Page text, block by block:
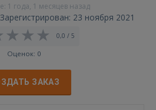
1 года, 1 месяцев назад
23 ноября 2021
0,0 / 5
Оценок: 0
ЗАКАЗ